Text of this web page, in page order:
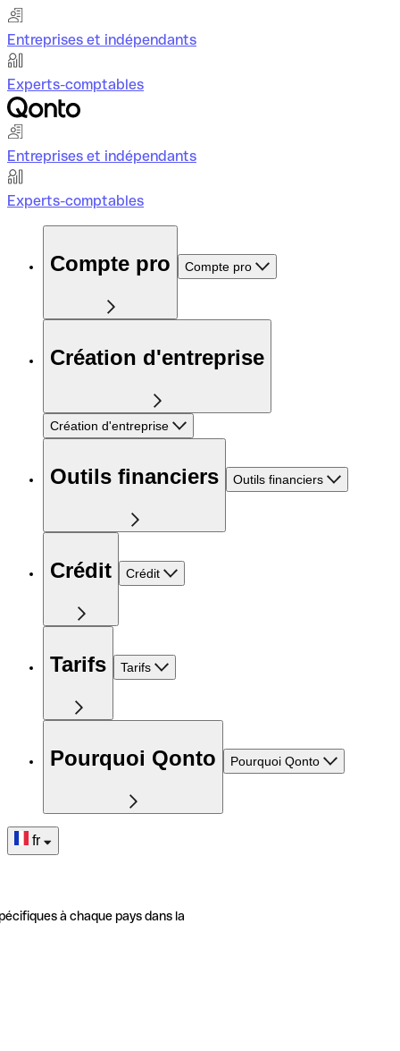
Entreprises et indépendants
Experts-comptables
Entreprises et indépendants
Experts-comptables
Compte pro Compte pro
Création d'entreprise
Création d'entreprise
Outils financiers Outils financiers
Crédit Crédit
Tarifs Tarifs
Pourquoi Qonto Pourquoi Qonto
fr
à chaque pays dans la